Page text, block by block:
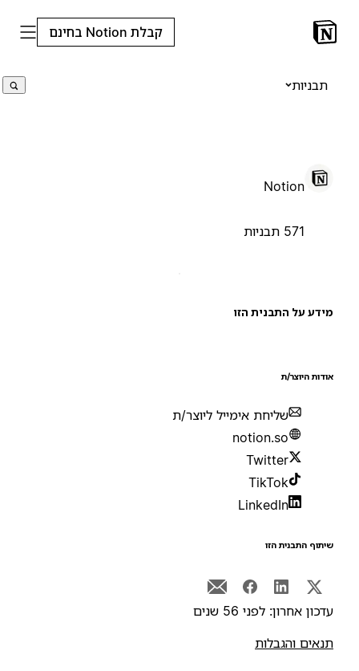
קבלת Notion בחינם
תבניות
Notion
על התבנית הזו
היוצר/ת
שליחת אימייל ליוצר/ת
notion.so
Twitter
TikTok
LinkedIn
התבנית הזו
אחרון: לפני 56 שנים
והגבלות